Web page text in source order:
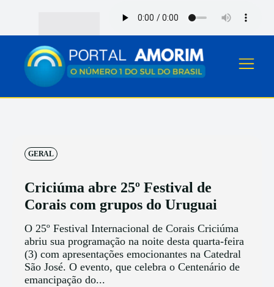
GERAL
Criciúma abre 25º Festival de
Corais com grupos do Uruguai
O 25º Festival Internacional de Corais Criciúma
abriu sua programação na noite desta quarta-feira
(3) com apresentações emocionantes na Catedral
São José. O evento, que celebra o Centenário de
emancipação do...